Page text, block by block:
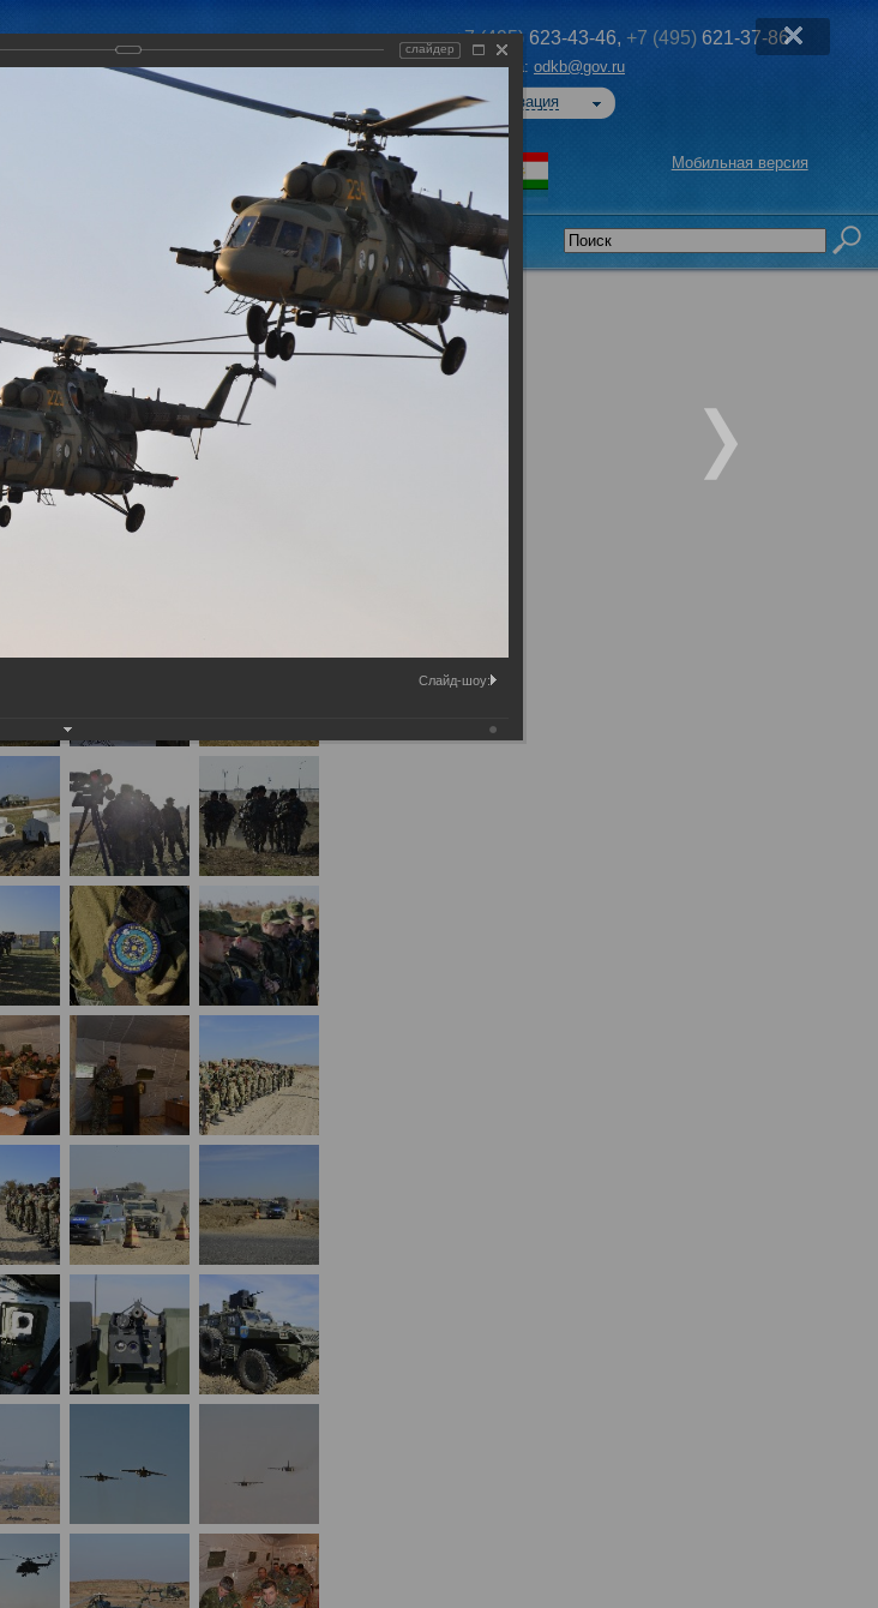
+7 (495) 623-43-46, +7 (495) 621-37-86
Эл. почта: odkb@gov.ru
Авторизация
Мобильная версия
Приоритеты председательства
2017" набирает обороты
слайдер
Слайд-шоу: